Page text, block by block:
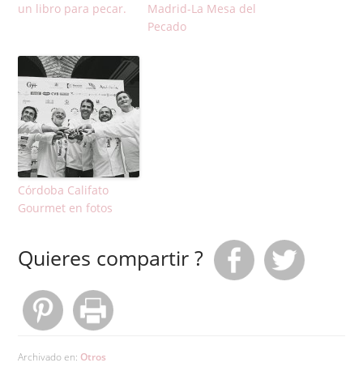
un libro para pecar.
Madrid-La Mesa del
Pecado
Córdoba Califato
Gourmet en fotos
Quieres compartir ?
Archivado en: Otros